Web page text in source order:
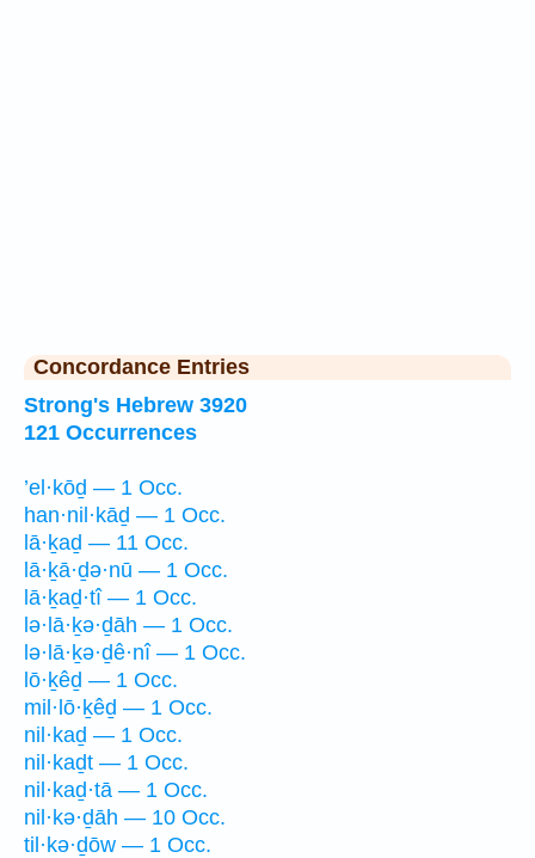
Concordance Entries
Strong's Hebrew 3920
121 Occurrences
’el·kōḏ — 1 Occ.
han·nil·kāḏ — 1 Occ.
lā·ḵaḏ — 11 Occ.
lā·ḵā·ḏə·nū — 1 Occ.
lā·ḵaḏ·tî — 1 Occ.
lə·lā·ḵə·ḏāh — 1 Occ.
lə·lā·ḵə·ḏê·nî — 1 Occ.
lō·ḵêḏ — 1 Occ.
mil·lō·ḵêḏ — 1 Occ.
nil·kaḏ — 1 Occ.
nil·kaḏt — 1 Occ.
nil·kaḏ·tā — 1 Occ.
nil·kə·ḏāh — 10 Occ.
til·kə·ḏōw — 1 Occ.